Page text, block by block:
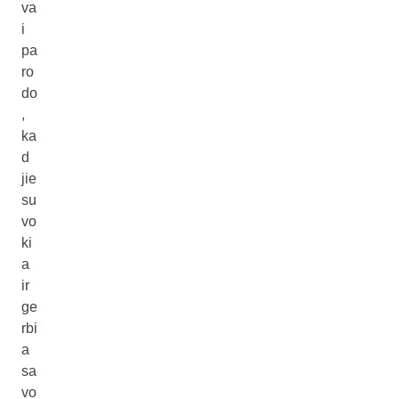
va
i
pa
ro
do
,
ka
d
jie
su
vo
ki
a
ir
ge
rbi
a
sa
vo